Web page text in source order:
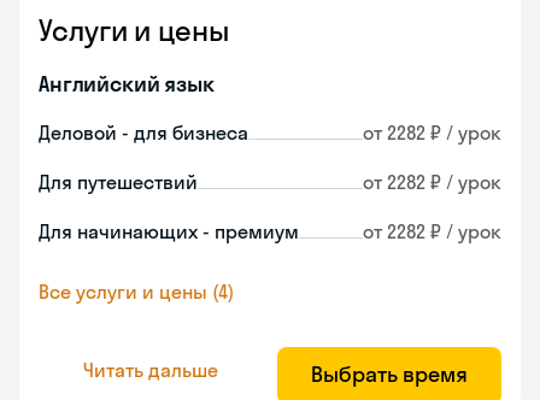
Услуги и цены
Английский язык
Деловой - для бизнеса от 2282 ₽ / урок
Для путешествий от 2282 ₽ / урок
Для начинающих - премиум от 2282 ₽ / урок
Все услуги и цены (4)
Читать дальше Выбрать время